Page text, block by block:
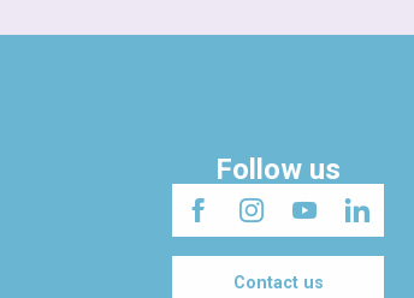
Follow us
Contact us